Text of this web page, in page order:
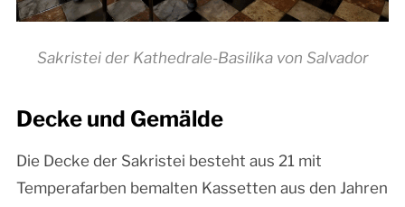
Sakristei der Kathedrale-Basilika von Salvador
Decke und Gemälde
Die Decke der Sakristei besteht aus 21 mit
Temperafarben bemalten Kassetten aus den Jahren